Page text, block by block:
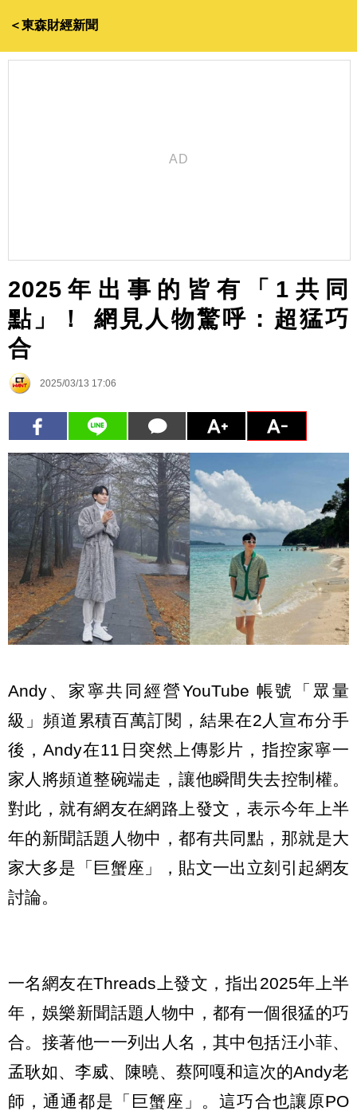
＜東森財經新聞
2025年出事的皆有「1共同
點」！ 網見人物驚呼：超猛巧
合
2025/03/13 17:06
Andy、家寧共同經營YouTube 帳號「眾量
級」頻道累積百萬訂閱，結果在2人宣布分手
後，Andy在11日突然上傳影片，指控家寧一
家人將頻道整碗端走，讓他瞬間失去控制權。
對此，就有網友在網路上發文，表示今年上半
年的新聞話題人物中，都有共同點，那就是大
家大多是「巨蟹座」，貼文一出立刻引起網友
討論。
一名網友在Threads上發文，指出2025年上半
年，娛樂新聞話題人物中，都有一個很猛的巧
合。接著他一一列出人名，其中包括汪小菲、
孟耿如、李威、陳曉、蔡阿嘎和這次的Andy老
師，通通都是「巨蟹座」。這巧合也讓原PO